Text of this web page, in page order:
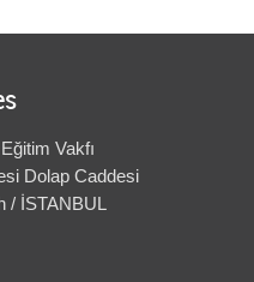
Vakfı
Dolap Caddesi
/ İSTANBUL